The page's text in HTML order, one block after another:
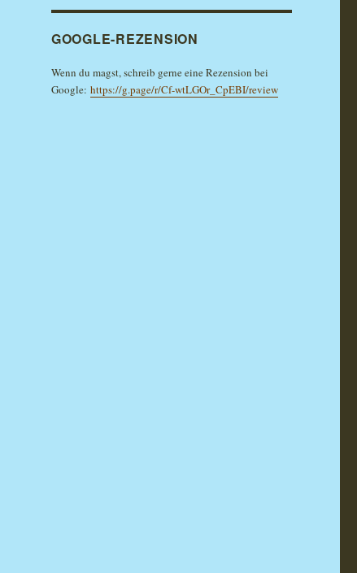
GOOGLE-REZENSION
Wenn du magst, schreib gerne eine Rezension bei
Google: https://g.page/r/Cf-wtLGOr_CpEBI/review